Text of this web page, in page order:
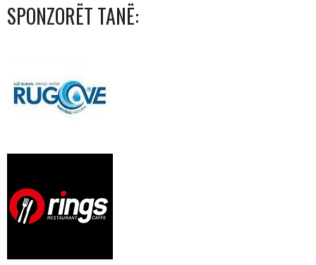
SPONZORËT TANË: